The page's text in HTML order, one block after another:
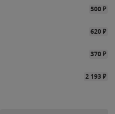
500₽
620₽
370₽
2 193₽